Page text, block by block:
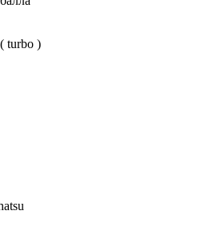
turbo )